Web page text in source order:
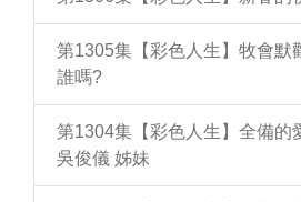
第1305集【彩色人生】牧會默
誰嗎?
第1304集【彩色人生】全備的
吳俊儀 姊妹